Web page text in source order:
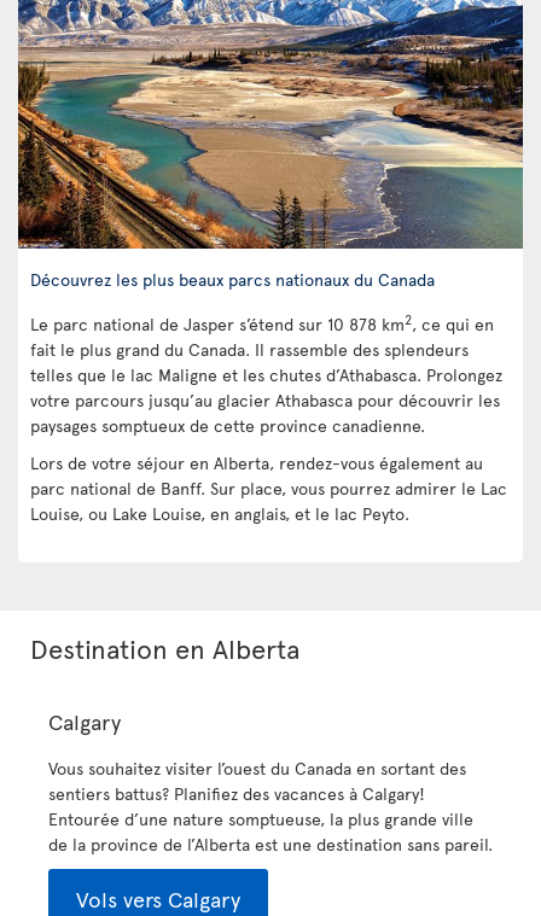
Découvrez les plus beaux parcs nationaux du Canada
Le parc national de Jasper s’étend sur 10 878 km2, ce qui en
fait le plus grand du Canada. Il rassemble des splendeurs
telles que le lac Maligne et les chutes d’Athabasca. Prolongez
votre parcours jusqu’au glacier Athabasca pour découvrir les
paysages somptueux de cette province canadienne.
Lors de votre séjour en Alberta, rendez-vous également au
parc national de Banff. Sur place, vous pourrez admirer le Lac
Louise, ou Lake Louise, en anglais, et le lac Peyto.
Destination en Alberta
Calgary
Vous souhaitez visiter l’ouest du Canada en sortant des
sentiers battus? Planifiez des vacances à Calgary!
Entourée d’une nature somptueuse, la plus grande ville
de la province de l’Alberta est une destination sans pareil.
Vols vers Calgary